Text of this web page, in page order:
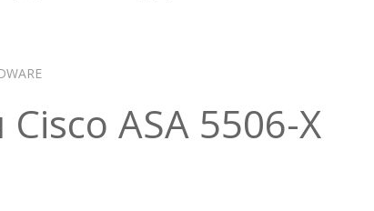
ASA 5506-X